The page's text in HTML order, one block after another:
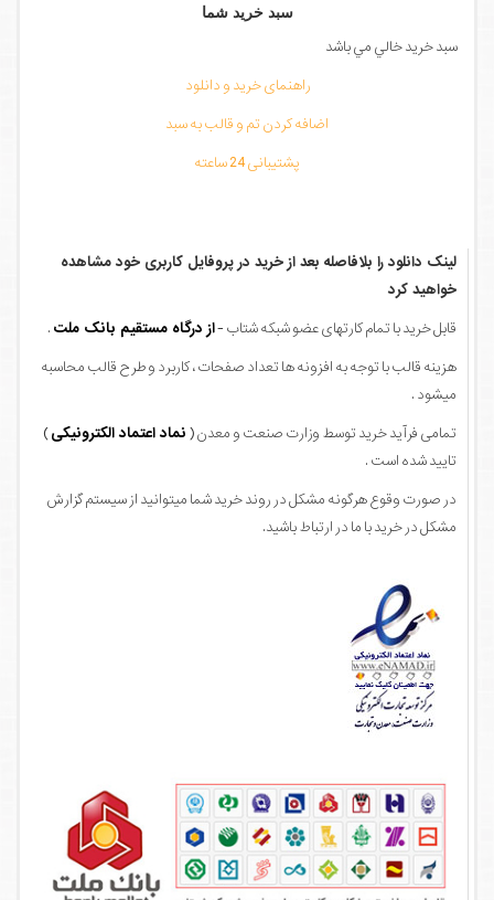
سبد خرید شما
سبد خرید خالي مي باشد
راهنمای خرید و دانلود
اضافه کردن تم و قالب به سبد
پشتیبانی 24 ساعته
لینک دانلود را بلافاصله بعد از خرید در پروفایل کاربری خود مشاهده
خواهید کرد
قابل خرید با تمام کارتهای عضو شبکه شتاب -از درگاه مستقیم بانک ملت .
هزینه قالب با توجه به افزونه ها تعداد صفحات ، کاربرد و طرح قالب محاسبه
میشود .
تمامی فرآید خرید توسط وزارت صنعت و معدن ( نماد اعتماد الکترونیکی)
تایید شده است .
در صورت وقوع هرگونه مشکل در روند خرید شما میتوانید از سیستم گزارش
مشکل در خرید با ما در ارتباط باشید.